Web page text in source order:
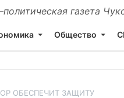
газета
Общество
ОБЕСПЕЧИТ ЗАЩИТУ